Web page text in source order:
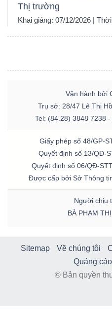
Thị trường
Khai giảng: 07/12/2026 |
Vận hành bởi
Trụ sở: 28/47 Lê Thị
Tel: (84.28) 3848 7238
Giấy phép số 48/GP-
Quyết định số 13/QĐ-
Quyết định số 06/QĐ-
Được cấp bởi Sở Thông
Người chịu
BÀ PHẠM
Sitemap Về chúng tôi
Quảng
© Bản quyền